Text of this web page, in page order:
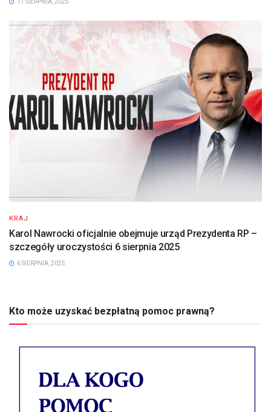
11 SIERPNIA, 2025
KRAJ
Karol Nawrocki oficjalnie obejmuje urząd Prezydenta RP –
szczegóły uroczystości 6 sierpnia 2025
6 SIERPNIA, 2025
Kto może uzyskać bezpłatną pomoc prawną?